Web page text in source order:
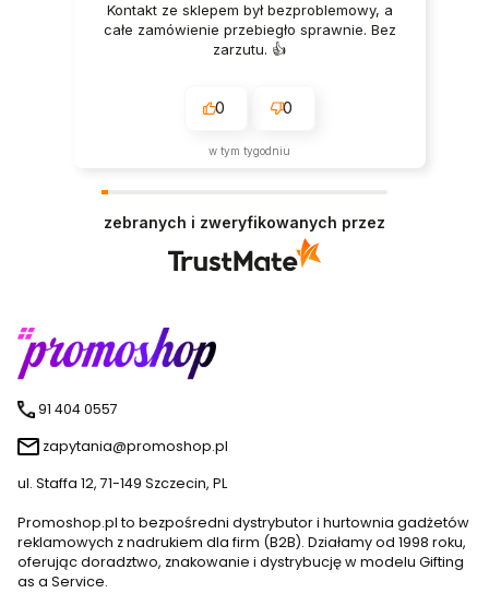
Kontakt ze sklepem był bezproblemowy, a
całe zamówienie przebiegło sprawnie. Bez
zarzutu. 👍️
0 0
w tym tygodniu
zebranych i zweryfikowanych przez
91 404 0557
zapytania@promoshop.pl
ul. Staffa 12, 71-149 Szczecin, PL
Promoshop.pl to bezpośredni dystrybutor i hurtownia gadżetów
reklamowych z nadrukiem dla firm (B2B). Działamy od 1998 roku,
oferując doradztwo, znakowanie i dystrybucję w modelu Gifting
as a Service.